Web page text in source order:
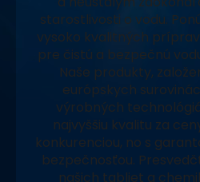
starostlivosti o vodu.
vysoko kvalitných
pre čistú a bezpečnú
Naše produkty,
európskych
výrobných
najvyššiu kvalitu za
konkurenciou, no s
bezpečnosťou.
našich tabliet a